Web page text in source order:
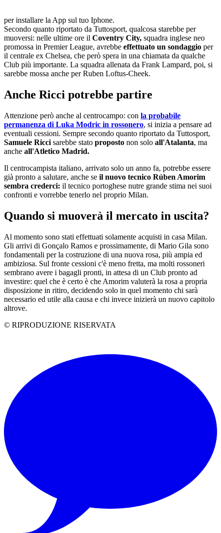
per installare la App sul tuo Iphone.
Secondo quanto riportato da Tuttosport, qualcosa starebbe per
muoversi: nelle ultime ore il Coventry City, squadra inglese neo
promossa in Premier League, avrebbe effettuato un sondaggio per
il centrale ex Chelsea, che però spera in una chiamata da qualche
Club più importante. La squadra allenata da Frank Lampard, poi, si
sarebbe mossa anche per Ruben Loftus-Cheek.
Anche Ricci potrebbe partire
Attenzione però anche al centrocampo: con la probabile
permanenza di Luka Modric in rossonero, si inizia a pensare ad
eventuali cessioni. Sempre secondo quanto riportato da Tuttosport,
Samuele Ricci sarebbe stato proposto non solo all'Atalanta, ma
anche all'Atletico Madrid.
Il centrocampista italiano, arrivato solo un anno fa, potrebbe essere
già pronto a salutare, anche se il nuovo tecnico Rúben Amorim
sembra crederci: il tecnico portoghese nutre grande stima nei suoi
confronti e vorrebbe tenerlo nel proprio Milan.
Quando si muoverà il mercato in uscita?
Al momento sono stati effettuati solamente acquisti in casa Milan.
Gli arrivi di Gonçalo Ramos e prossimamente, di Mario Gila sono
fondamentali per la costruzione di una nuova rosa, più ampia ed
ambiziosa. Sul fronte cessioni c'è meno fretta, ma molti rossoneri
sembrano avere i bagagli pronti, in attesa di un Club pronto ad
investire: quel che è certo è che Amorim valuterà la rosa a propria
disposizione in ritiro, decidendo solo in quel momento chi sarà
necessario ed utile alla causa e chi invece inizierà un nuovo capitolo
altrove.
© RIPRODUZIONE RISERVATA